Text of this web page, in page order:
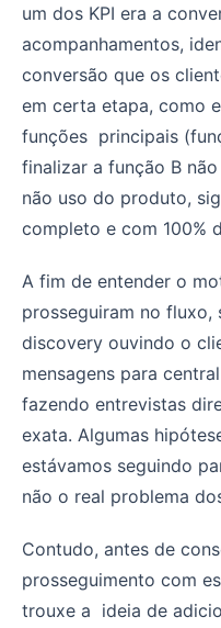
um dos KPI era a
acompanhamentos,
conversão que os
em certa etapa, como
funções principais
finalizar a função B
não uso do produto,
completo e com 100%
A fim de entender o
prosseguiram no fluxo,
discovery ouvindo o
mensagens para
fazendo entrevistas
exata. Algumas
estávamos seguindo
não o real problema
Contudo, antes de
prosseguimento com
trouxe a ideia de